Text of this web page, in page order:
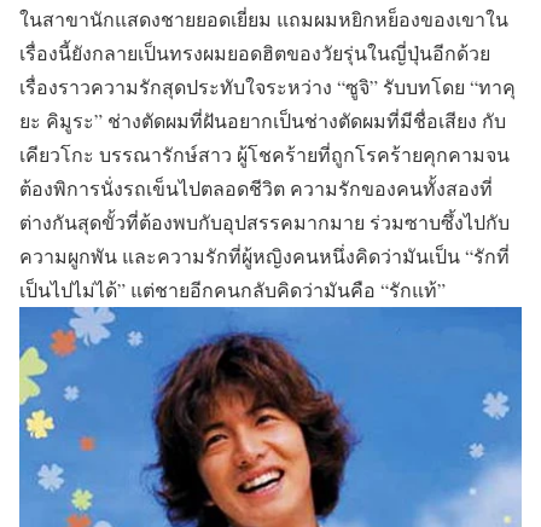
ในสาขานักแสดงชายยอดเยี่ยม แถมผมหยิกหย็องของเขาใน
เรื่องนี้ยังกลายเป็นทรงผมยอดฮิตของวัยรุ่นในญี่ปุ่นอีกด้วย
เรื่องราวความรักสุดประทับใจระหว่าง “ซูจิ” รับบทโดย “ทาคุ
ยะ คิมูระ” ช่างตัดผมที่ฝันอยากเป็นช่างตัดผมที่มีชื่อเสียง กับ
เคียวโกะ บรรณารักษ์สาว ผู้โชคร้ายที่ถูกโรคร้ายคุกคามจน
ต้องพิการนั่งรถเข็นไปตลอดชีวิต ความรักของคนทั้งสองที่
ต่างกันสุดขั้วที่ต้องพบกับอุปสรรคมากมาย ร่วมซาบซึ้งไปกับ
ความผูกพัน และความรักที่ผู้หญิงคนหนึ่งคิดว่ามันเป็น “รักที่
เป็นไปไม่ได้” แต่ชายอีกคนกลับคิดว่ามันคือ “รักแท้”